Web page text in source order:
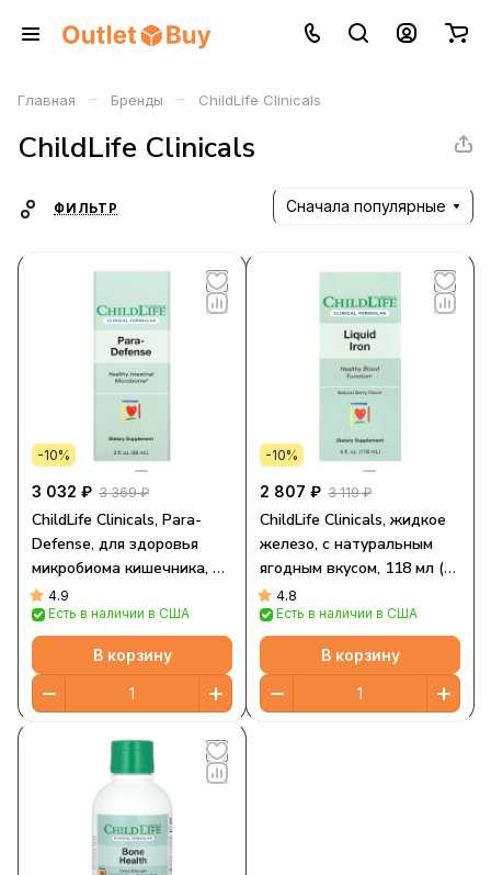
Главная – Бренды – ChildLife Clinicals
ChildLife Clinicals
ФИЛЬТР Сначала популярные
-10%
3 032 ₽ 3 369 ₽
ChildLife Clinicals, Para-
Defense, для здоровья
микробиома кишечника, 59
мл (2 жидк. унции)
4.9
Есть в наличии в США
В корзину
-10%
2 807 ₽ 3 119 ₽
ChildLife Clinicals, жидкое
железо, с натуральным
ягодным вкусом, 118 мл (4
жидк. унции)
4.8
Есть в наличии в США
В корзину